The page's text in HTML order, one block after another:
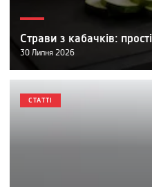
Страви з кабачків:
30 Липня 2026
СТАТТІ